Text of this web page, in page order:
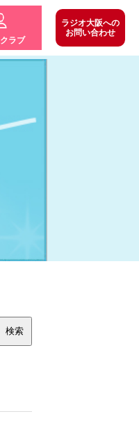
ラブ
ラジオ大阪への
お問い合わせ